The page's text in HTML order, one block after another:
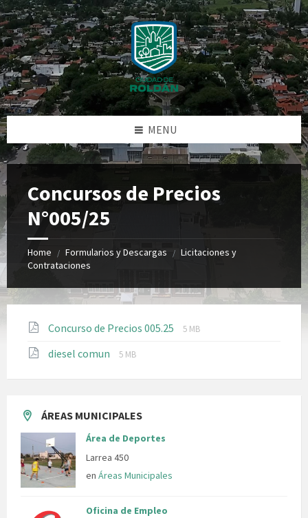
Skip
to
content
Skip
to
left
sidebar
Skip
to
right
sidebar
Skip
to
footer
MENU
Concursos de Precios
N°005/25
Home / Formularios y Descargas / Licitaciones y
Contrataciones
Concurso de Precios 005.25
File
File
5 MB
diesel comun
File
pdf
File
5 MB
ÁREAS MUNICIPALES
Área de Deportes
Larrea 450
en Áreas Municipales
Oficina de Empleo